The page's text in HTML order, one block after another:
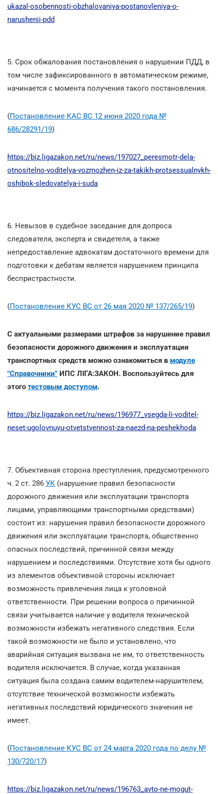
ukazal-osobennosti-obzhalovaniya-postanovleniya-o-
narushenii-pdd
5. Срок обжалования постановления о нарушении ПДД, в
том числе зафиксированного в автоматическом режиме,
начинается с момента получения такого постановления.
(Постановление КАС ВС 12 июня 2020 года №
686/28291/19)
https://biz.ligazakon.net/ru/news/197027_peresmotr-dela-
otnositelno-voditelya-vozmozhen-iz-za-takikh-protsessualnykh-
oshibok-sledovatelya-i-suda
6. Невызов в судебное заседание для допроса
следователя, эксперта и свидетеля, а также
непредоставление адвокатам достаточного времени для
подготовки к дебатам является нарушением принципа
беспристрастности.
(Постановление КУС ВС от 26 мая 2020 № 137/265/19)
С актуальными размерами штрафов за нарушение правил
безопасности дорожного движения и эксплуатации
транспортных средств можно ознакомиться в модуле
"Справочники" ИПС ЛІГА:ЗАКОН. Воспользуйтесь для
этого тестовым доступом.
https://biz.ligazakon.net/ru/news/196977_vsegda-li-voditel-
neset-ugolovnuyu-otvetstvennost-za-naezd-na-peshekhoda
7. Объективная сторона преступления, предусмотренного
ч. 2 ст. 286 УК (нарушение правил безопасности
дорожного движения или эксплуатации транспорта
лицами, управляющими транспортными средствами)
состоит из: нарушения правил безопасности дорожного
движения или эксплуатации транспорта, общественно
опасных последствий, причинной связи между
нарушением и последствиями. Отсутствие хотя бы одного
из элементов объективной стороны исключает
возможность привлечения лица к уголовной
ответственности. При решении вопроса о причинной
связи учитывается наличие у водителя технической
возможности избежать негативного следствия. Если
такой возможности не было и установлено, что
аварийная ситуация вызвана не им, то ответственность
водителя исключается. В случае, когда указанная
ситуация была создана самим водителем-нарушителем,
отсутствие технической возможности избежать
негативных последствий юридического значения не
имеет.
(Постановление КУС ВС от 24 марта 2020 года по делу №
130/720/17)
https://biz.ligazakon.net/ru/news/196763_avto-ne-mogut-